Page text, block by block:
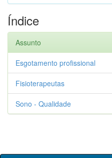
Índice
Assunto
Esgotamento profissional
Fisioterapeutas
Sono - Qualidade